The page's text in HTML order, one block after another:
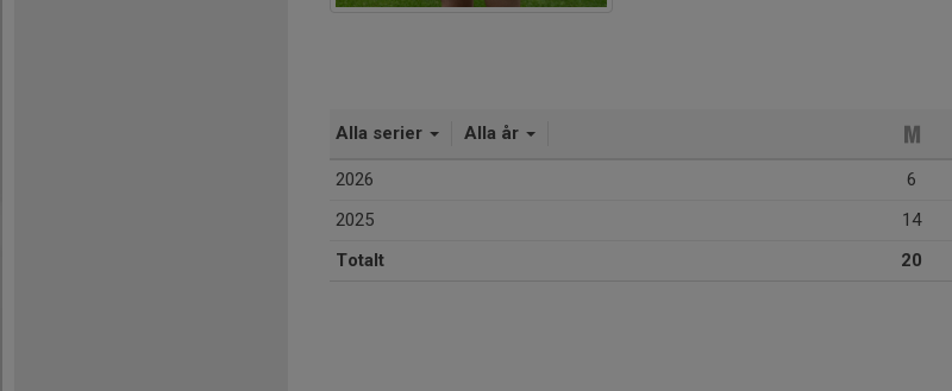
Alla serier Alla år
2026 6
2025
14
Totalt
20